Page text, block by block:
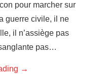
pour marcher sur
guerre civile, il ne
il n’assiège pas
pas…
→